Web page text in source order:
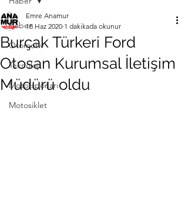
Haber
Otomotiv
Teknoloji
Motorsporları
Motosiklet
Burçak Türkeri Ford
Otosan Kurumsal İletişim
Müdürü oldu
Emre Anamur
18 Haz 2020 1 dakikada okunur